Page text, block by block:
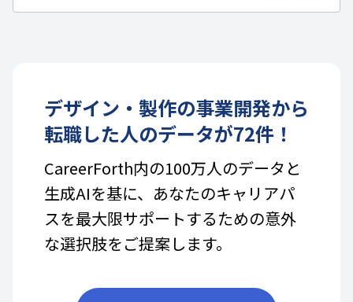
デザイン・製作の事業開発から
転職した人のデータが72件！
CareerForth内の100万人のデータと
生成AIを基に、あなたのキャリアパ
スを最大限サポートするための意外
な選択肢をご提案します。